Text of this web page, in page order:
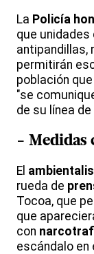
La Policía
que unidades
antipandillas,
permitirán
población
"se
de su línea
- Medidas
El
rueda de
Tocoa, que
que
con
escándalo en